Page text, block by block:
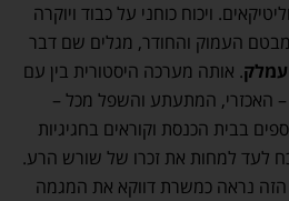
ויכוח כוחני על כבוד ויוקרה
העמוק והחודר, מגלים שם דבר
. אותה מערכה היסטורית בין עם
– האכזרי, המתעתע והשפל מכל –
בבית הכנסת וקוראים בחגיגיות
לעד למחות את זכרו של שורש הרע.
נראה כמשרת דווקא את המגמה